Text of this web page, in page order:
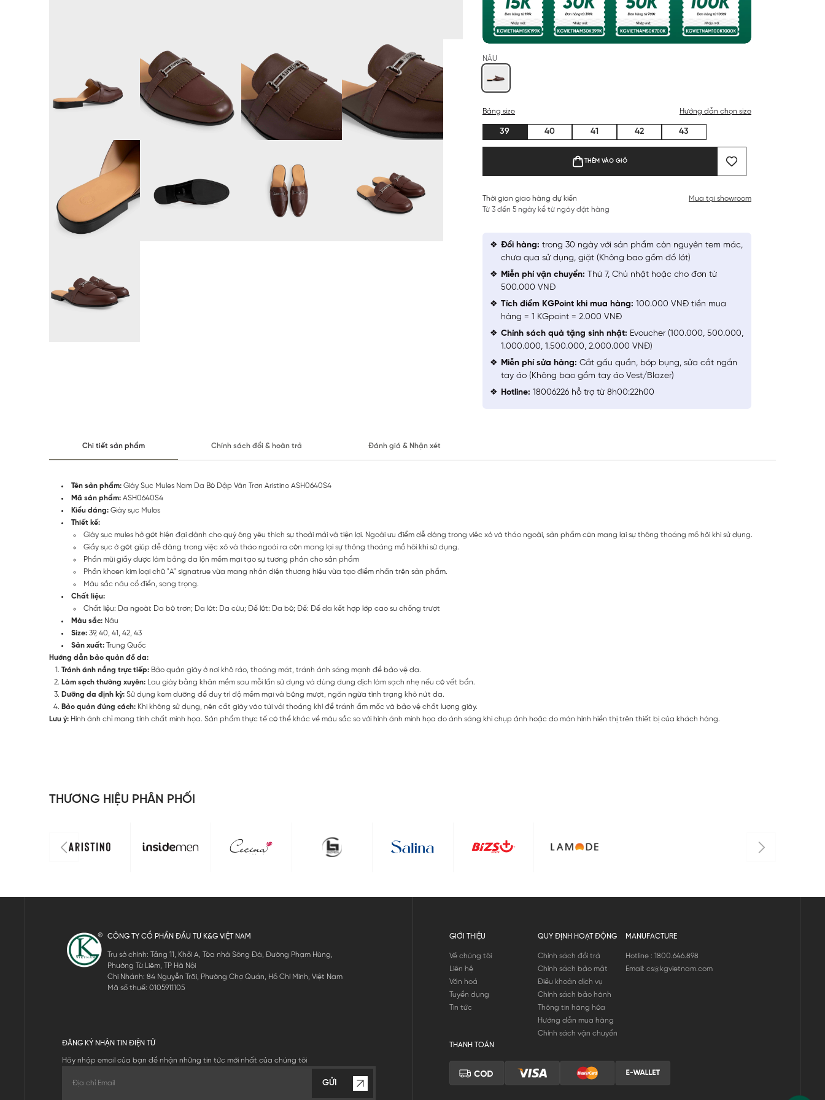
NÂU
Bảng size Hướng dẫn chọn size
39 40 41 42 43
THÊM VÀO GIỎ
Thời gian giao hàng dự kiến
Từ 3 đến 5 ngày kể từ ngày đặt hàng
Mua tại showroom
Đổi hàng: trong 30 ngày với sản phẩm còn nguyên tem mác,
chưa qua sử dụng, giặt (Không bao gồm đồ lót)
Miễn phí vận chuyển: Thứ 7, Chủ nhật hoặc cho đơn từ
500.000 VNĐ
Tích điểm KGPoint khi mua hàng: 100.000 VNĐ tiền mua
hàng = 1 KGpoint = 2.000 VNĐ
Chính sách quà tặng sinh nhật: Evoucher (100.000, 500.000,
1.000.000, 1.500.000, 2.000.000 VNĐ)
Miễn phí sửa hàng: Cắt gấu quần, bóp bụng, sửa cắt ngắn
tay áo (Không bao gồm tay áo Vest/Blazer)
Hotline: 18006226 hỗ trợ từ 8h00:22h00
Chi tiết sản phẩm Chính sách đổi & hoàn trả Đánh giá & Nhận xét
Tên sản phẩm: Giày Sục Mules Nam Da Bò Dập Vân Trơn Aristino ASH0640S4
Mã sản phẩm: ASH0640S4
Kiểu dáng: Giày sục Mules
Thiết kế:
Giày sục mules hở gót hiện đại dành cho quý ông yêu thích sự thoải mái và tiện lợi. Ngoài ưu điểm dễ dàng trong việc xỏ và tháo ngoài, sản phẩm còn mang lại sự thông thoáng mồ hôi khi sử dụng.
Giầy sục ở gót giúp dễ dàng trong việc xỏ và tháo ngoài ra còn mang lại sự thông thoáng mồ hôi khi sử dụng.
Phần mũi giầy được làm bằng da lộn mềm mại tạo sự tương phản cho sản phẩm
Phần khoen kim loại chữ "A" signatrue vừa mang nhận diện thương hiệu vừa tạo điểm nhấn trên sản phẩm.
Màu sắc nâu cổ điển, sang trọng.
Chất liệu:
Chất liệu: Da ngoài: Da bò trơn; Da lót: Da cừu; Đế lót: Da bò; Đế: Đế da kết hợp lớp cao su chống trượt
Màu sắc: Nâu
Size: 39, 40, 41, 42, 43
Sản xuất: Trung Quốc
Hướng dẫn bảo quản đồ da:
Tránh ánh nắng trực tiếp: Bảo quản giày ở nơi khô ráo, thoáng mát, tránh ánh sáng mạnh để bảo vệ da.
Làm sạch thường xuyên: Lau giày bằng khăn mềm sau mỗi lần sử dụng và dùng dung dịch làm sạch nhẹ nếu có vết bẩn.
Dưỡng da định kỳ: Sử dụng kem dưỡng để duy trì độ mềm mại và bóng mượt, ngăn ngừa tình trạng khô nứt da.
Bảo quản đúng cách: Khi không sử dụng, nên cất giày vào túi vải thoáng khí để tránh ẩm mốc và bảo vệ chất lượng giày.
Lưu ý: Hình ảnh chỉ mang tính chất minh họa. Sản phẩm thực tế có thể khác về màu sắc so với hình ảnh minh họa do ánh sáng khi chụp ảnh hoặc do màn hình hiển thị trên thiết bị của khách hàng.
THƯƠNG HIỆU PHÂN PHỐI
CÔNG TY CỔ PHẦN ĐẦU TƯ K&G VIỆT NAM
Trụ sở chính: Tầng 11, Khối A, Tòa nhà Sông Đà, Đường Phạm Hùng,
Phường Từ Liêm, TP Hà Nội
Chi Nhánh: 84 Nguyễn Trãi, Phường Chợ Quán, Hồ Chí Minh, Việt Nam
Mã số thuế: 0105911105
ĐĂNG KÝ NHẬN TIN ĐIỆN TỬ
Hãy nhập email của bạn để nhận những tin tức mới nhất của chúng tôi
GỬI
GIỚI THIỆU
Về chúng tôi
Liên hệ
Văn hoá
Tuyển dụng
Tin tức
QUY ĐỊNH HOẠT ĐỘNG
Chính sách đổi trả
Chính sách bảo mật
Điều khoản dịch vụ
Chính sách bảo hành
Thông tin hàng hóa
Hướng dẫn mua hàng
Chính sách vận chuyển
MANUFACTURE
Hotline : 1800.646.898
Email: cs@kgvietnam.com
THANH TOÁN